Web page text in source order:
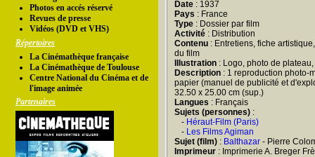
Photos en accés réservé
Revues de presse
Vidéos (DVD et VHS)
Répertoires
La Cinémathèque française
La Cinémathèque de Toulouse
Centre National du Cinéma et de
l'image animée
Partenaires
Date : 1937
Pays : France
Type : Dossier par film
Activité : Distribution
Contenu : Entretiens, fiche
du film
Illustration : Logo, photo de
Description : 1 reproduction photo-
papier (manuel de publicité et
32.50 x 25.00 cm (sup.)
Langues : Français
Sujets (personnes) :
- Héraut-Film (Paris)
- Les Films Agiman
Sujet (film) : Balthazar - Pierre
Imprimeur : Imprimerie A. Breger